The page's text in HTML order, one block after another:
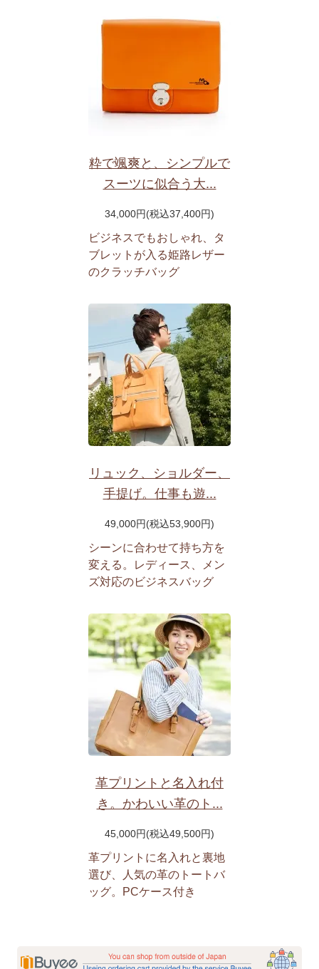
粋で颯爽と、シンプルで
スーツに似合う大...
34,000円(税込37,400円)
ビジネスでもおしゃれ、タ
ブレットが入る姫路レザー
のクラッチバッグ
リュック、ショルダー、
手提げ。仕事も遊...
49,000円(税込53,900円)
シーンに合わせて持ち方を
変える。レディース、メン
ズ対応のビジネスバッグ
革プリントと名入れ付
き。かわいい革のト...
45,000円(税込49,500円)
革プリントに名入れと裏地
選び、人気の革のトートバ
ッグ。PCケース付き